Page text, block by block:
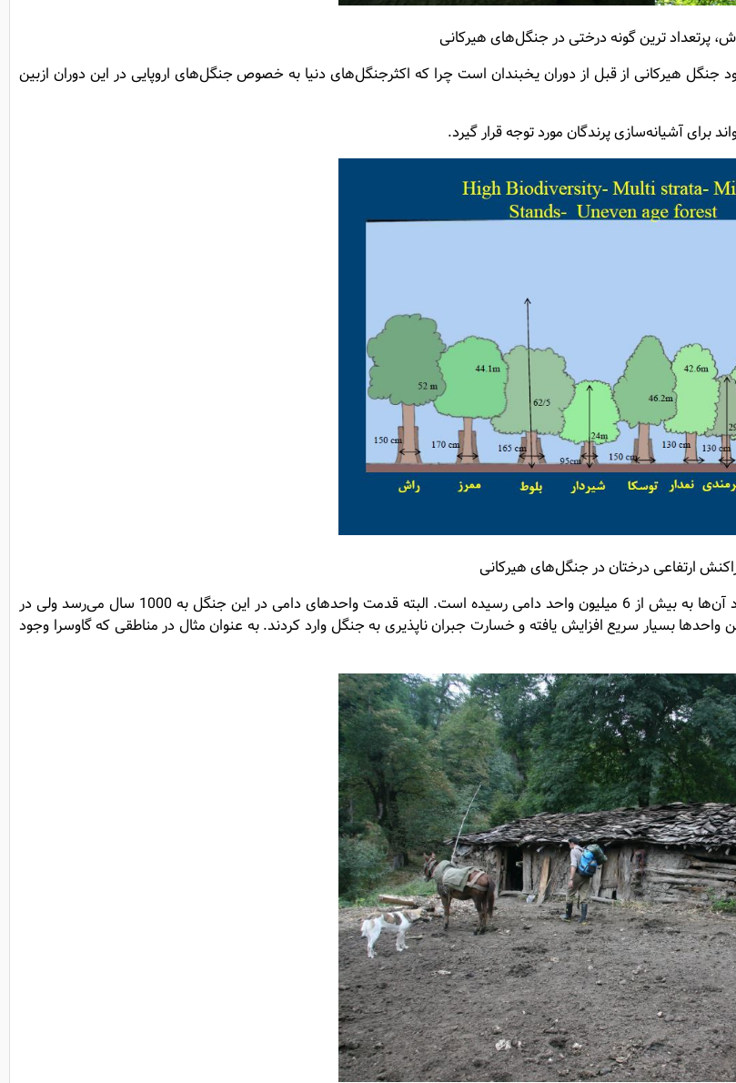
پرتعداد ترین گونه درختی در جنگل‌های هیرکانی
جنگل هیرکانی از قبل از دوران یخبندان است چرا که اکثر‌جنگل‌های دنیا به خصوص جنگل‌های اروپایی در این دوران ازبین
آشیانه‌سازی پرندگان مورد توجه قرار گیرد.
ارتفاعی درختان در جنگل‌های هیرکانی
ایشان به یکی از آفت‌های جنگل یعنی واحدهای دامی اشاره کردند که امروزه تعداد آن‌ها به بیش از 6 میلیون واحد دامی رسیده است. البته قدمت واحدهای دامی در این جنگل به 1000 سال می‌رسد ولی در
بسیار سریع افزایش یافته و خسارت جبران ناپذیری به جنگل وارد کردند. به عنوان مثال در مناطقی که گاوسرا وجود